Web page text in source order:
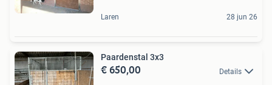
Laren 28 jun 26
Paardenstal 3x3
€ 650,00 Details